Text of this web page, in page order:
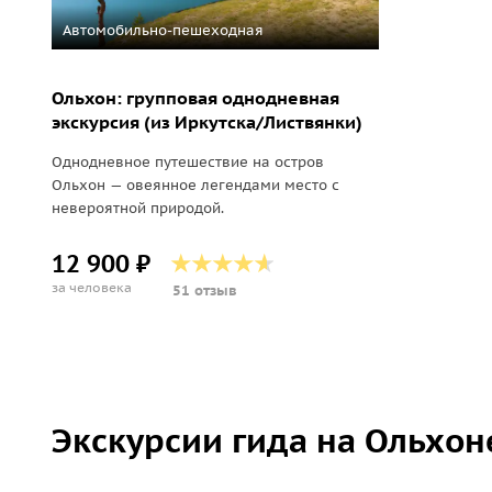
Автомобильно-пешеходная
Ольхон: групповая однодневная
экскурсия (из Иркутска/Листвянки)
Однодневное путешествие на остров
Ольхон — овеянное легендами место с
невероятной природой.
12 900 ₽
за человека 51 отзыв
Экскурсии гида на